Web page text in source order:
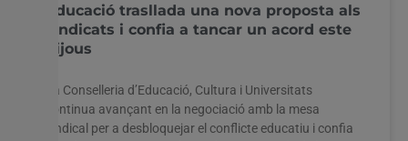
Educació trasllada una nova proposta als
sindicats i confia a tancar un acord este
dijous
La Conselleria d’Educació, Cultura i Universitats
continua avançant en la negociació amb la mesa
sindical per a desbloquejar el conflicte educatiu i confia